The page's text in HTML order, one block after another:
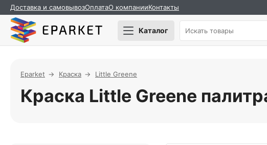
Доставка и самовывозОплатаО компанииКонтакты
Каталог
Eparket Краска Little Greene
Краска Little Greene